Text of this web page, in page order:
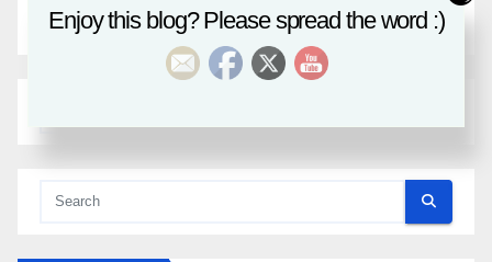
« Sep Nov »
Enjoy this blog? Please spread the word :)